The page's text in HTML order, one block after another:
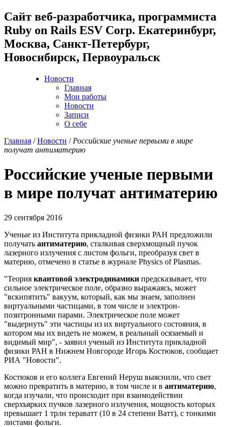
Cайт веб-разработчика, программиста
Ruby on Rails ESV Corp. Екатеринбург,
Москва, Санкт-Петербург,
Новосибирск, Первоуральск
Новости
Главная
Мои работы
Новости
Записи
О себе
Главная /Новости / Российские ученые первыми в мире
получат антиматерию
Российские ученые первыми
в мире получат антиматерию
29 сентября 2016
Ученые из Института прикладной физики РАН предложили
получать антиматерию, сталкивая сверхмощный пучок
лазерного излучения с листом фольги, преобразуя свет в
материю, отмечено в статье в журнале Physics of Plasmas.
"Теория квантовой электродинамики предсказывает, что
сильное электрическое поле, образно выражаясь, может
"вскипятить" вакуум, который, как мы знаем, заполнен
виртуальными частицами, в том числе и электрон-
позитронными парами. Электрическое поле может
"выдернуть" эти частицы из их виртуального состояния, в
котором мы их видеть не можем, в реальный осязаемый и
видимый мир", - заявил ученый из Института прикладной
физики РАН в Нижнем Новгороде Игорь Костюков, сообщает
РИА "Новости".
Костюков и его коллега Евгений Неруш выяснили, что свет
можно превратить в материю, в том числе и в антиматерию,
когда изучали, что происходит при взаимодействии
сверхъярких пучков лазерного излучения, мощность которых
превышает 1 трлн тераватт (10 в 24 степени Ватт), с тонкими
листами фольги.